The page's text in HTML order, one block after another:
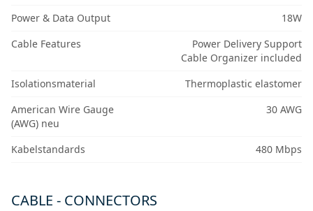
Power & Data Output
18W
Cable Features
Power Delivery Support
Cable Organizer included
Isolationsmaterial
Thermoplastic elastomer
American Wire Gauge
(AWG) neu
30 AWG
Kabelstandards 480 Mbps
CABLE - CONNECTORS